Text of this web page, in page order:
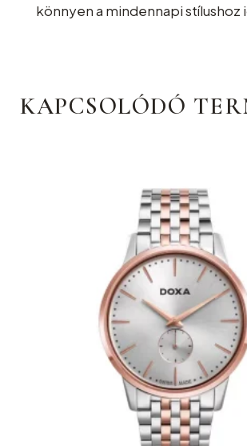
könnyen a mindennapi stílushoz
KAPCSOLÓDÓ